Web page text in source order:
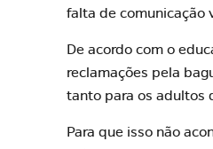
falta de comunicação
De acordo com o
reclamações pela
tanto para os adultos
Para que isso não